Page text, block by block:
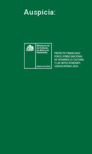
Auspicia: